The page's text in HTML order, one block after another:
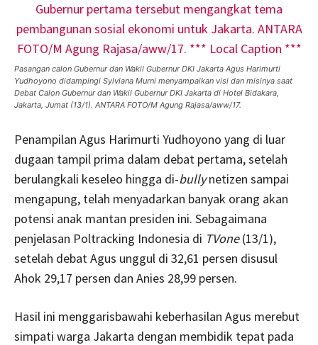
Pasangan calon Gubernur dan Wakil Gubernur DKI Jakarta Agus Harimurti
Yudhoyono didampingi Sylviana Murni menyampaikan visi dan misinya saat
Debat Calon Gubernur dan Wakil Gubernur DKI Jakarta di Hotel Bidakara,
Jakarta, Jumat (13/1). ANTARA FOTO/M Agung Rajasa/aww/17.
Penampilan Agus Harimurti Yudhoyono yang di luar
dugaan tampil prima dalam debat pertama, setelah
berulangkali keseleo hingga di-bullynetizen sampai
mengapung, telah menyadarkan banyak orang akan
potensi anak mantan presiden ini. Sebagaimana
penjelasan Poltracking Indonesia di TVone(13/1),
setelah debat Agus unggul di 32,61 persen disusul
Ahok 29,17 persen dan Anies 28,99 persen.
Hasil ini menggarisbawahi keberhasilan Agus merebut
simpati warga Jakarta dengan membidik tepat pada